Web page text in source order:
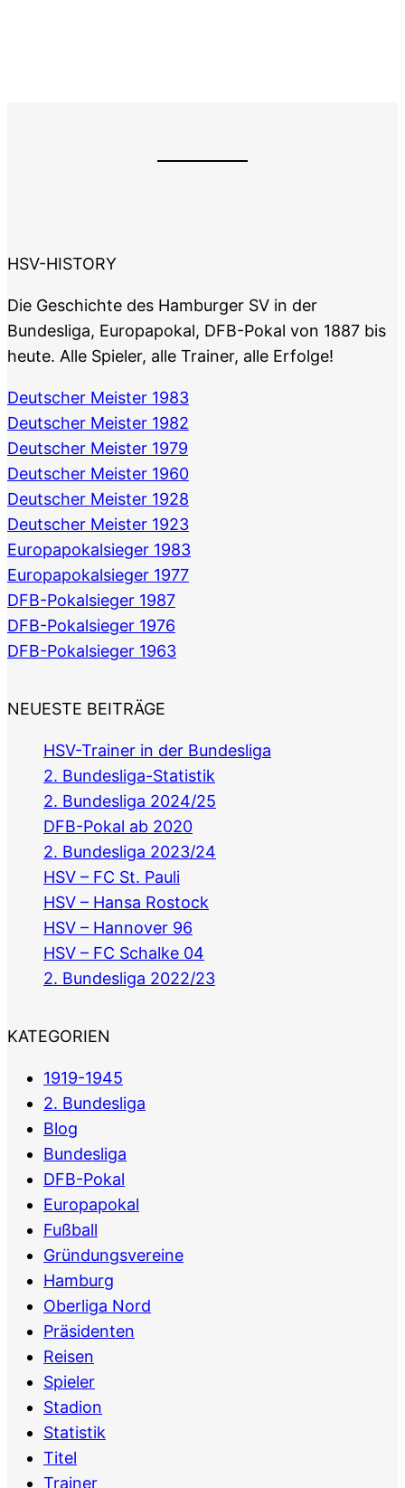
HSV-HISTORY
Die Geschichte des Hamburger SV in der
Bundesliga, Europapokal, DFB-Pokal von 1887 bis
heute. Alle Spieler, alle Trainer, alle Erfolge!
Deutscher Meister 1983
Deutscher Meister 1982
Deutscher Meister 1979
Deutscher Meister 1960
Deutscher Meister 1928
Deutscher Meister 1923
Europapokalsieger 1983
Europapokalsieger 1977
DFB-Pokalsieger 1987
DFB-Pokalsieger 1976
DFB-Pokalsieger 1963
NEUESTE BEITRÄGE
HSV-Trainer in der Bundesliga
2. Bundesliga-Statistik
2. Bundesliga 2024/25
DFB-Pokal ab 2020
2. Bundesliga 2023/24
HSV – FC St. Pauli
HSV – Hansa Rostock
HSV – Hannover 96
HSV – FC Schalke 04
2. Bundesliga 2022/23
KATEGORIEN
1919-1945
2. Bundesliga
Blog
Bundesliga
DFB-Pokal
Europapokal
Fußball
Gründungsvereine
Hamburg
Oberliga Nord
Präsidenten
Reisen
Spieler
Stadion
Statistik
Titel
Trainer